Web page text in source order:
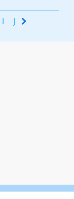
I J K